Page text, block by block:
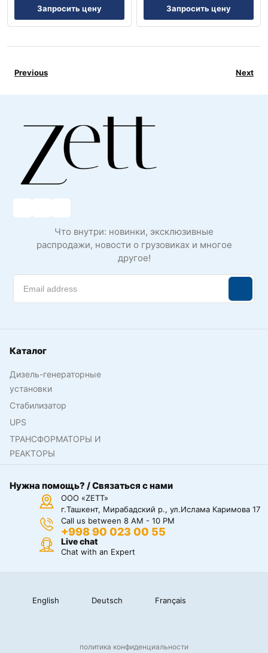
Запросить цену Запросить цену
Previous Next
Что внутри: новинки, эксклюзивные
распродажи, новости о грузовиках и многое
другое!
Каталог
Дизель-генераторные
установки
Стабилизатор
UPS
ТРАНСФОРМАТОРЫ И
РЕАКТОРЫ
Нужна помощь? / Связаться с нами
ООО «ZETT»
г.Ташкент, Мирабадский р., ул.Ислама Каримова 17
Call us between 8 AM - 10 PM
+998 90 023 00 55
Live chat
Chat with an Expert
English Deutsch Français
политика конфиденциальности